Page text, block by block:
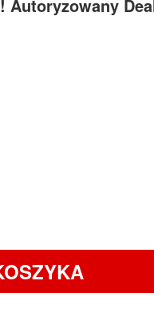
Autoryzowany